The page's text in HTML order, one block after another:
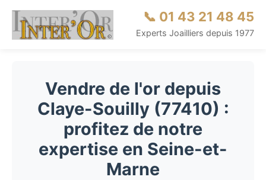
📞 01 43 21 48 45
Experts Joailliers depuis 1977
Vendre de l'or depuis
Claye-Souilly (77410) :
profitez de notre
expertise en Seine-et-
Marne